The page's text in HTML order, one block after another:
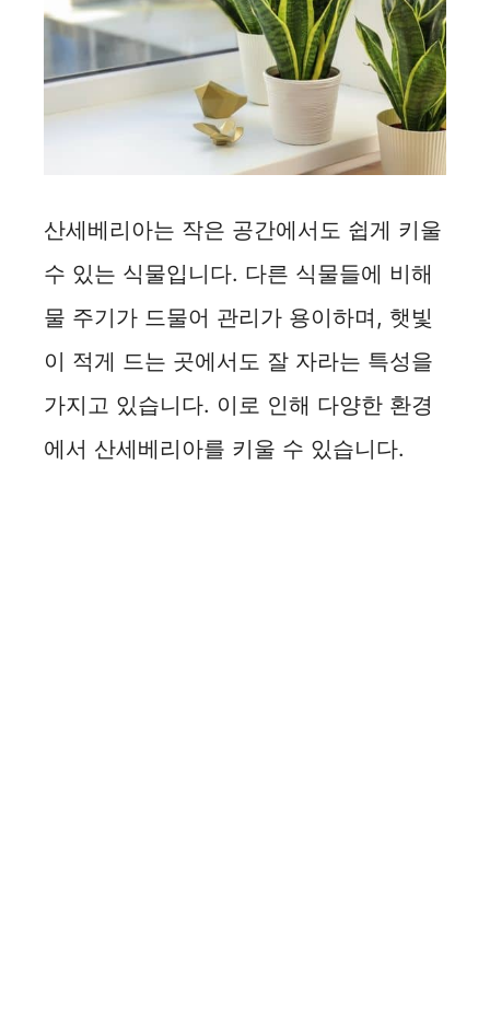
산세베리아는 작은 공간에서도 쉽게 키울
수 있는 식물입니다. 다른 식물들에 비해
물 주기가 드물어 관리가 용이하며, 햇빛
이 적게 드는 곳에서도 잘 자라는 특성을
가지고 있습니다. 이로 인해 다양한 환경
에서 산세베리아를 키울 수 있습니다.